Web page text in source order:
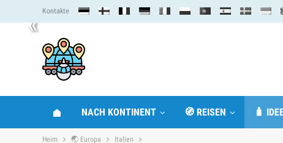
« Kontakte
NACH KONTINENT 🧭 REISEN 🧳
Heim 🌏 Europa Italien